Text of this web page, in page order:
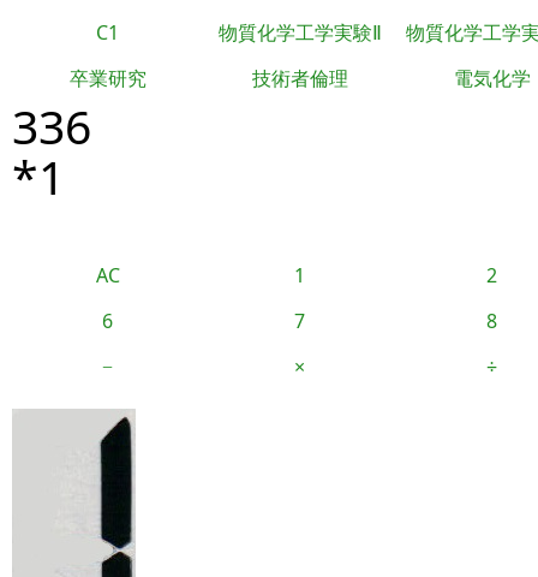
C1 物質化学工学実験Ⅱ
物質化学工学
卒業研究
技術者倫理 電気化学
336
*1
AC 1
2
6
7
8
−
× ÷